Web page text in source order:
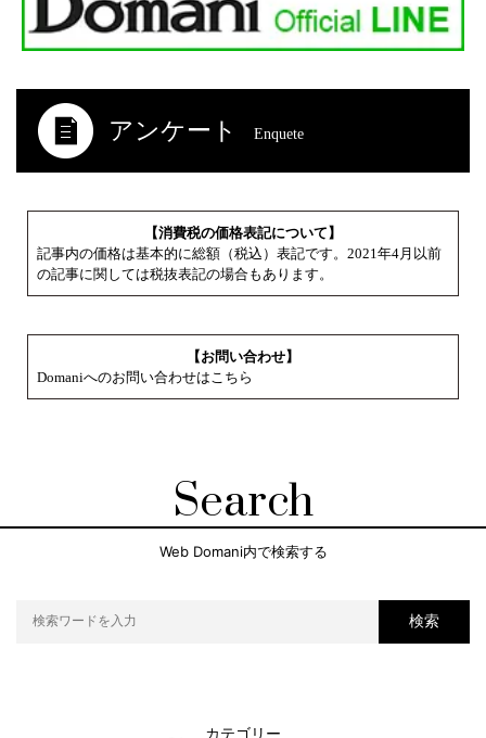
アンケート Enquete
【消費税の価格表記について】
記事内の価格は基本的に総額（税込）表記です。2021年4月以前
の記事に関しては税抜表記の場合もあります。
【お問い合わせ】
Domaniへのお問い合わせはこちら
Search
Web Domani内で検索する
検索
カテゴリー